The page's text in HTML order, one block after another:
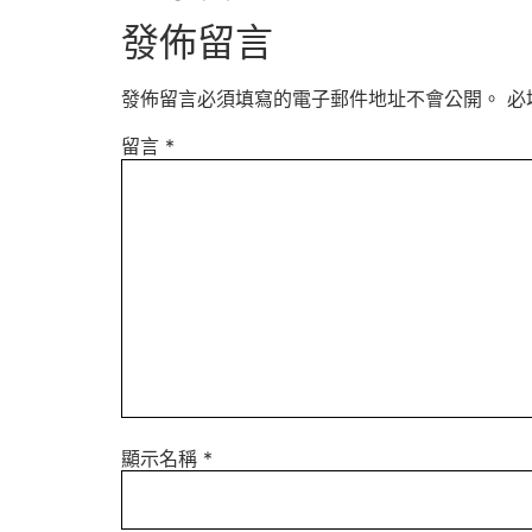
發佈留言
發佈留言必須填寫的電子郵件地址不會公開。 必
留言 *
顯示名稱 *